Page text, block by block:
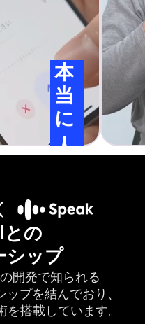
12秒
本
当
に
人
っ
る
み
た
の
シップ
開発で知られる
プを結んでおり、
搭載しています。